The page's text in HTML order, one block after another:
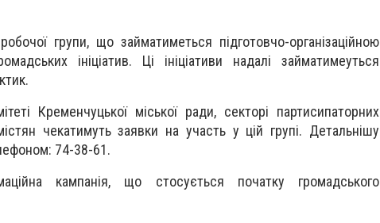
групи, що займатиметься підготовчо-організаційною
ініціатив. Ці ініціативи надалі займатимеуться
Кременчуцької міської ради, секторі партисипаторних
чекатимуть заявки на участь у цій групі. Детальнішу
74-38-61.
кампанія, що стосується початку громадського